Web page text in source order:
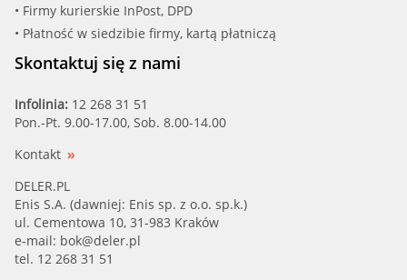
• Firmy kurierskie InPost, DPD
• Płatność w siedzibie firmy, kartą płatniczą
Skontaktuj się z nami
Infolinia: 12 268 31 51
Pon.-Pt. 9.00-17.00, Sob. 8.00-14.00
Kontakt
DELER.PL
Enis S.A. (dawniej: Enis sp. z o.o. sp.k.)
ul. Cementowa 10, 31-983 Kraków
e-mail: bok@deler.pl
tel. 12 268 31 51